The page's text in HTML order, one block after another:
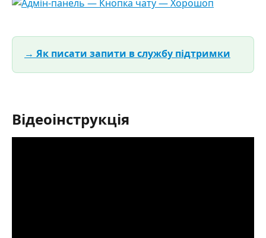
→ Як писати запити в службу підтримки
Відеоінструкція